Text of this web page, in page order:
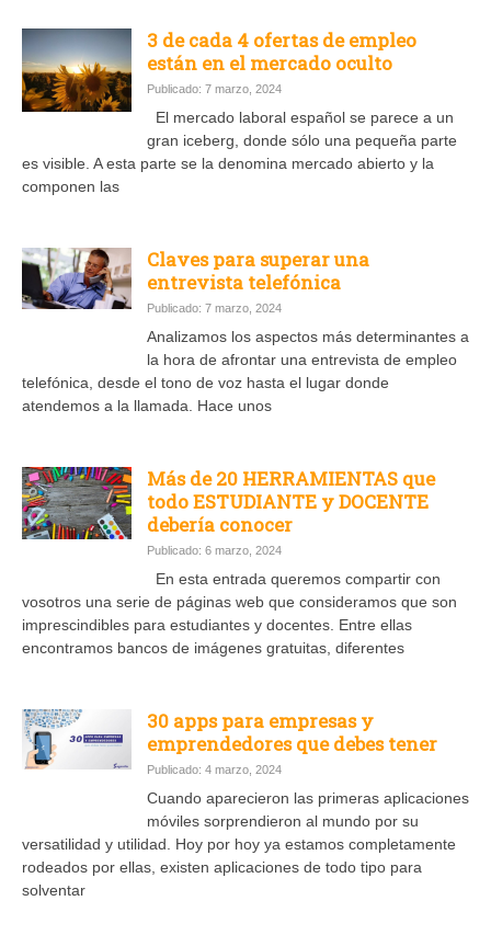
3 de cada 4 ofertas de empleo
están en el mercado oculto
Publicado: 7 marzo, 2024
El mercado laboral español se parece a un
gran iceberg, donde sólo una pequeña parte
es visible. A esta parte se la denomina mercado abierto y la
componen las
Claves para superar una
entrevista telefónica
Publicado: 7 marzo, 2024
Analizamos los aspectos más determinantes a
la hora de afrontar una entrevista de empleo
telefónica, desde el tono de voz hasta el lugar donde
atendemos a la llamada. Hace unos
Más de 20 HERRAMIENTAS que
todo ESTUDIANTE y DOCENTE
debería conocer
Publicado: 6 marzo, 2024
En esta entrada queremos compartir con
vosotros una serie de páginas web que consideramos que son
imprescindibles para estudiantes y docentes. Entre ellas
encontramos bancos de imágenes gratuitas, diferentes
30 apps para empresas y
emprendedores que debes tener
Publicado: 4 marzo, 2024
Cuando aparecieron las primeras aplicaciones
móviles sorprendieron al mundo por su
versatilidad y utilidad. Hoy por hoy ya estamos completamente
rodeados por ellas, existen aplicaciones de todo tipo para
solventar